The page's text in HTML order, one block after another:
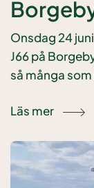
Onsdag 24
J66 på
så många
Läs mer